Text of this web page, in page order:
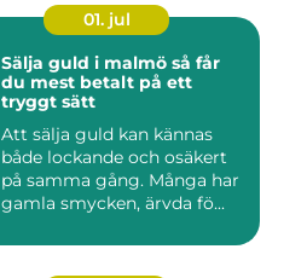
01. jul
Sälja guld i malmö så får
du mest betalt på ett
tryggt sätt
Att sälja guld kan kännas
både lockande och osäkert
på samma gång. Många har
gamla smycken, ärvda fö...